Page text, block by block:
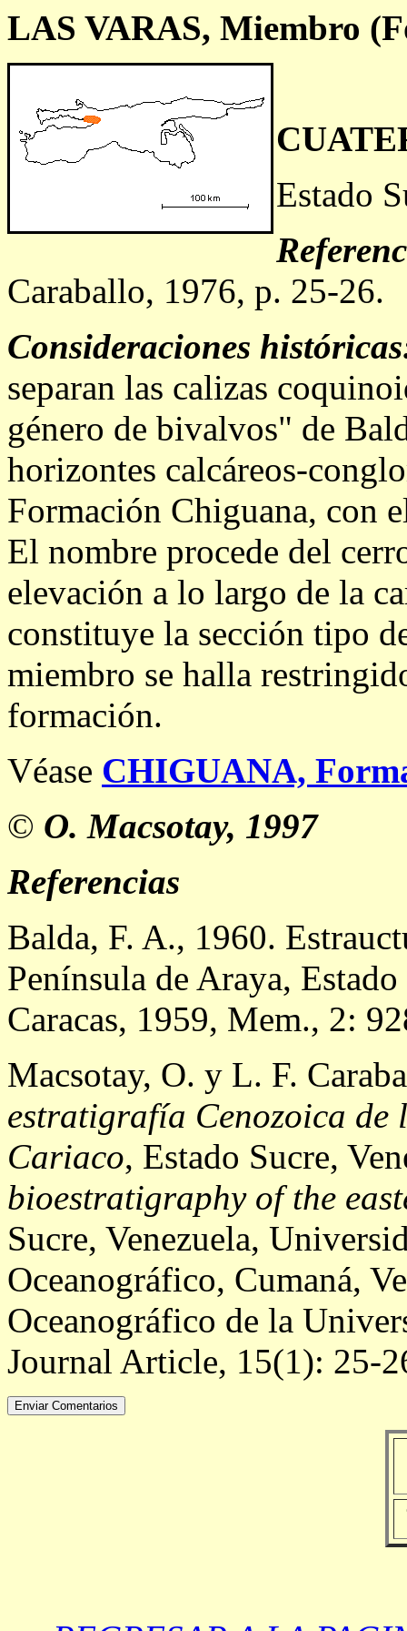
LAS VARAS, Miembro
Estado
Caraballo, 1976, p. 25-26.
Consideraciones
separan las calizas
género de bivalvos" de
horizontes calcáreos-
Formación Chiguana, con
El nombre procede del
elevación a lo largo de la
constituye la sección tipo
miembro se halla
formación.
Véase CHIGUANA,
© O. Macsotay, 1997
Referencias
Balda, F. A., 1960.
Península de Araya,
Caracas, 1959, Mem., 2:
Macsotay, O. y L. F.
estratigrafía Cenozoica
Cariaco, Estado Sucre,
bioestratigraphy of the
Sucre, Venezuela,
Oceanográfico, Cumaná,
Oceanográfico de la
Journal Article, 15(1): 25-